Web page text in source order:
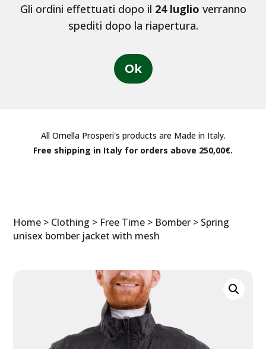
Gli ordini effettuati dopo il 24 luglio verranno
spediti dopo la riapertura.
Ok
All Ornella Prosperi's products are Made in Italy.
Free shipping in Italy for orders above 250,00€.
Home > Clothing > Free Time > Bomber > Spring
unisex bomber jacket with mesh